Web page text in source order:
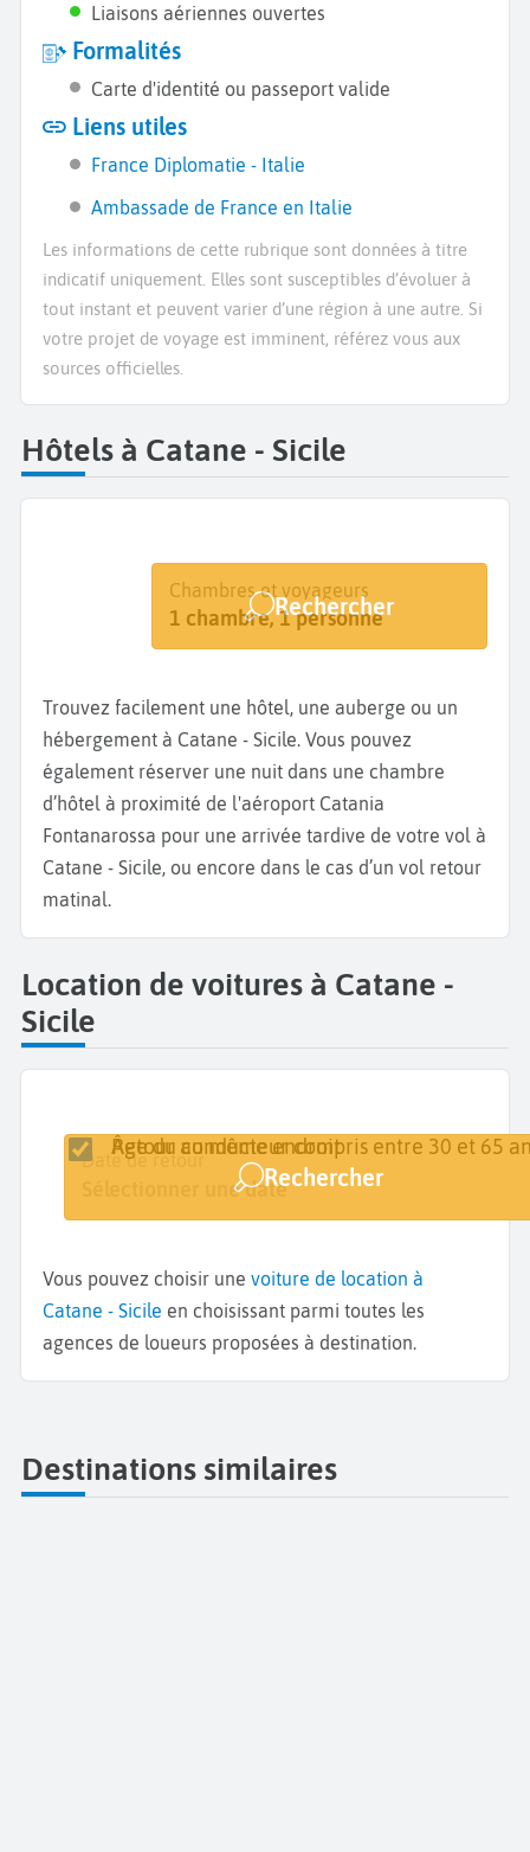
Liaisons aériennes ouvertes
Formalités
Carte d'identité ou passeport valide
Liens utiles
France Diplomatie - Italie
Ambassade de France en Italie
Les informations de cette rubrique sont données à titre
indicatif uniquement. Elles sont susceptibles d’évoluer à
tout instant et peuvent varier d’une région à une autre. Si
votre projet de voyage est imminent, référez vous aux
sources officielles.
Hôtels à Catane - Sicile
Destination
Catane
Dates
Dates de votre séjour
Chambres et voyageurs
1 chambre, 1 personne
Rechercher
Trouvez facilement une hôtel, une auberge ou un
hébergement à Catane - Sicile. Vous pouvez
également réserver une nuit dans une chambre
d’hôtel à proximité de l'aéroport Catania
Fontanarossa pour une arrivée tardive de votre vol à
Catane - Sicile, ou encore dans le cas d’un vol retour
matinal.
Location de voitures à Catane -
Sicile
Lieu de retrait
Date de retrait
Sélectionner une date
Date de retour
Sélectionner une date
Retour au même endroit
Âge du conducteur compris entre 30 et 65
Rechercher
Vous pouvez choisir une voiture de location à
Catane - Sicile en choisissant parmi toutes les
agences de loueurs proposées à destination.
Destinations similaires